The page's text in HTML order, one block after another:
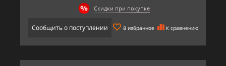
Скидки при покупке
Сообщить о поступлении В избранное К сравнению